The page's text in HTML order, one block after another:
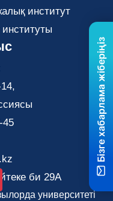
институт
45
би 29А
университеті
Бізге хабарлама жіберіңіз